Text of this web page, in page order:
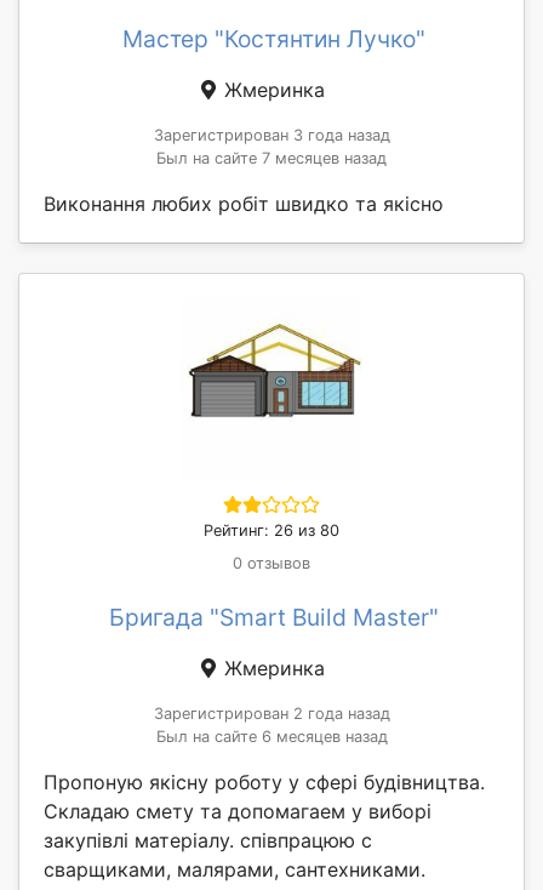
Мастер "Костянтин Лучко"
Жмеринка
Зарегистрирован 3 года назад
Был на сайте 7 месяцев назад
Виконання любих робіт швидко та якісно
Рейтинг: 26 из 80
0 отзывов
Бригада "Smart Build Master"
Жмеринка
Зарегистрирован 2 года назад
Был на сайте 6 месяцев назад
Пропоную якісну роботу у сфері будівництва.
Складаю смету та допомагаем у виборі
закупівлі матеріалу. співпрацюю с
сварщиками, малярами, сантехниками.